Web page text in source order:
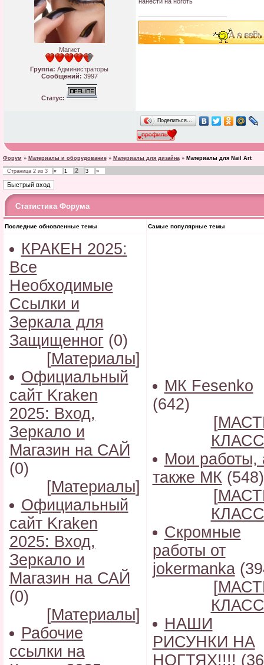
Магист
Группа: Администраторы
Сообщений: 3997
Статус:
Поделиться…
Форум » Материалы и оборудование » Материалы для дизайна » Материалы для Nail Art
Страница 2из 3 « 1 2 3 »
Статистика Форума
Последние обновленные темы Самые популярные темы
КРАКЕН 2025:
Все
Необходимые
Ссылки и
Зеркала для
Защищенног (0)
[Материалы]
Официальный
сайт Kraken
2025: Вход,
Зеркало и
Магазин на САЙ
(0)
[Материалы]
Официальный
сайт Kraken
2025: Вход,
Зеркало и
Магазин на САЙ
(0)
[Материалы]
Рабочие
ссылки на
МК Fesenko
(642)
[
Мои работы,
также МК (548)
[
Скромные
работы от
jokermanka
[
НАШИ
РИСУНКИ НА
НОГТЯХ!!!!